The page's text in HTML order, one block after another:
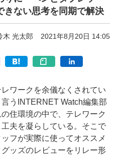
きない思考を同期で解決
木 光太郎 2021年8月20日 14:05
ワークを余儀なくされてい
うINTERNET Watch編集部
住環境の中で、テレワーク
夫を凝らしている。そこで
フが実際に使ってオススメ
ッズのレビューをリレー形